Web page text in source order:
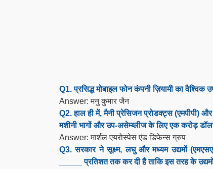
Q1. प्रसिद्ध मोबाइल फोन कंपनी ज़ियामी का वैश्विक
Answer: मनु कुमार जैन
Q2. हाल ही में, मैनी प्रेसिजन प्रोडक्ट्स (एमपीपी)
मशीनी भागों और उप-असेम्ब्लीज के लिए एक करोड़
Answer: मार्शल एयरोस्पेस एंड डिफेन्स ग्रुप
Q3. सरकार ने सूक्ष्म, लघु और मध्यम उद्यमों
_____ प्रतिशत तक कर दी है ताकि इस तरह के